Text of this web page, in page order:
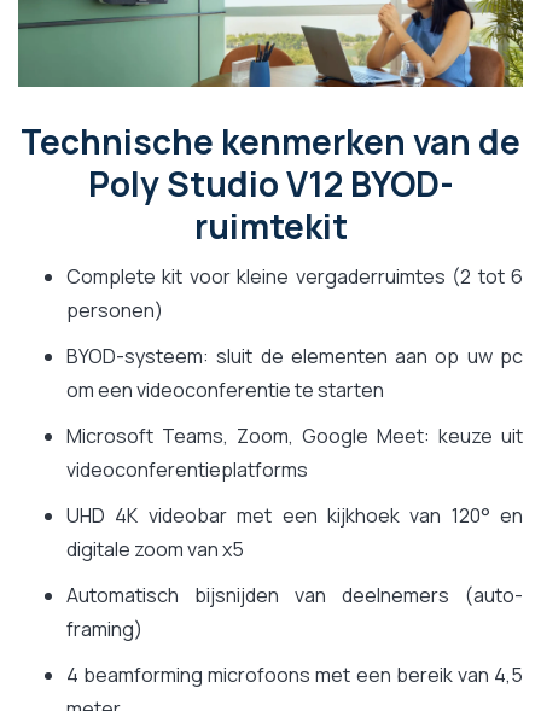
Technische kenmerken van de
Poly Studio V12 BYOD-
ruimtekit
Complete kit voor kleine vergaderruimtes (2 tot 6
personen)
BYOD-systeem: sluit de elementen aan op uw pc
om een videoconferentie te starten
Microsoft Teams, Zoom, Google Meet: keuze uit
videoconferentieplatforms
UHD 4K videobar met een kijkhoek van 120° en
digitale zoom van x5
Automatisch bijsnijden van deelnemers (auto-
framing)
4 beamforming microfoons met een bereik van 4,5